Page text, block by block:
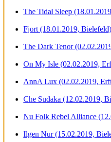
The Tidal Sleep
Fjort (18.01.2019, Bielefeld)
The Dark Tenor
On My Isle (02.02.2019,
AnnA Lux (02.02.2019,
Che Sudaka (12.02.2019,
Nu Folk Rebel Alliance
Ilgen Nur (15.02.2019,